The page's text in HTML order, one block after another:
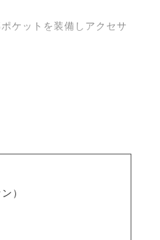
ケットを装備しアクセサ
外装と、摩耗を防ぐ丈夫
少なく再販はありません
ますので、新商品をいち
）